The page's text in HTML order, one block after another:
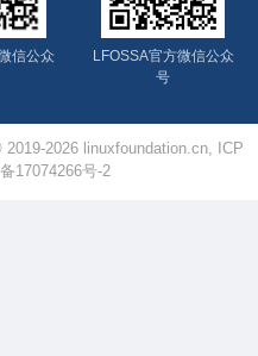
信公众
LFOSSA官方微信公众
号
2026 linuxfoundation.cn, ICP
17074266号-2